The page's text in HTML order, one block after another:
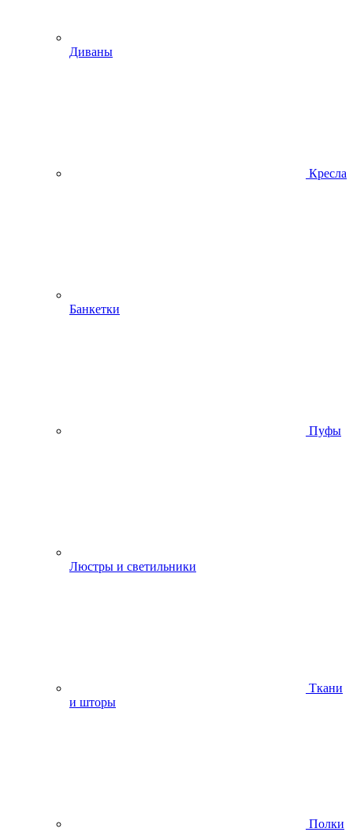
Диваны
Кресла
Банкетки
Пуфы
Люстры и светильники
Ткани
и шторы
Полки